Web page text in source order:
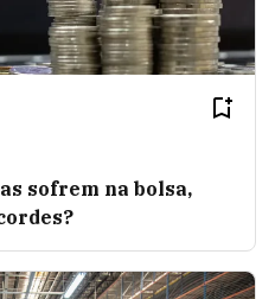
sofrem na bolsa,